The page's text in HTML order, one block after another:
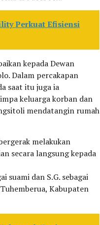
Perkuat Efisiensi
kepada Dewan
Dalam percakapan
saat itu juga ia
keluarga korban dan
mendatangin rumah
melakukan
secara langsung kepada
suami dan S.G. sebagai
Kabupaten